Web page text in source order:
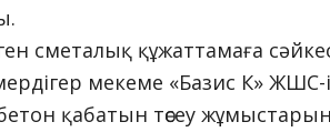
сметалық құжаттамаға
мекеме «Базис К» ЖШС-і.
қабатын төсеу